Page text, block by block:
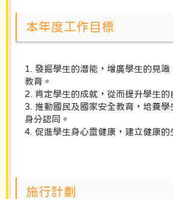
本年度工作目標
1. 發掘學生的潛能，增廣學生的見識
教育。
2. 肯定學生的成就，從而提升學生的
3. 推動國民及國家安全教育，培養學
身分認同。
4. 促進學生身心靈健康，建立健康的
施行計劃